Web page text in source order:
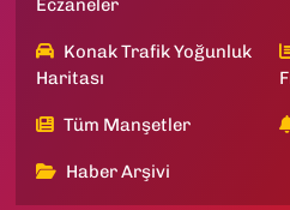
Eczaneler
Konak Trafik Yoğunluk
Haritası
Tüm Manşetler
Haber Arşivi